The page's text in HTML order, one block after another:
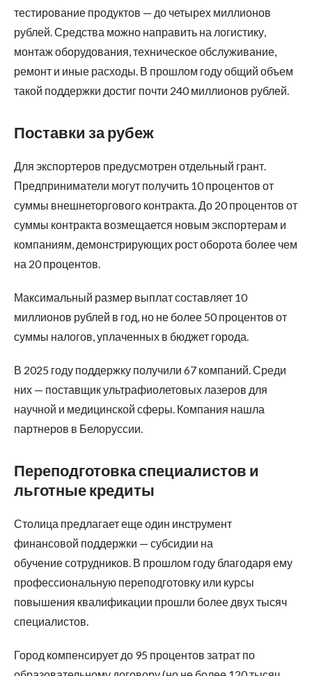
тестирование продуктов — до четырех миллионов
рублей. Средства можно направить на логистику,
монтаж оборудования, техническое обслуживание,
ремонт и иные расходы. В прошлом году общий объем
такой поддержки достиг почти 240 миллионов рублей.
Поставки за рубеж
Для экспортеров предусмотрен отдельный грант.
Предприниматели могут получить 10 процентов от
суммы внешнеторгового контракта. До 20 процентов от
суммы контракта возмещается новым экспортерам и
компаниям, демонстрирующих рост оборота более чем
на 20 процентов.
Максимальный размер выплат составляет 10
миллионов рублей в год, но не более 50 процентов от
суммы налогов, уплаченных в бюджет города.
В 2025 году поддержку получили 67 компаний. Среди
них — поставщик ультрафиолетовых лазеров для
научной и медицинской сферы. Компания нашла
партнеров в Белоруссии.
Переподготовка специалистов и
льготные кредиты
Столица предлагает еще один инструмент
финансовой поддержки — субсидии на
обучение сотрудников. В прошлом году благодаря ему
профессиональную переподготовку или курсы
повышения квалификации прошли более двух тысяч
специалистов.
Город компенсирует до 95 процентов затрат по